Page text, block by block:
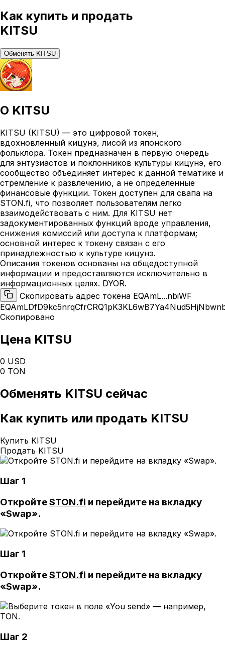
Как купить и продать
KITSU
Обменять KITSU
О KITSU
KITSU (KITSU) — это цифровой токен,
вдохновленный кицунэ, лисой из японского
фольклора. Токен предназначен в первую очередь
для энтузиастов и поклонников культуры кицунэ, его
сообщество объединяет интерес к данной тематике и
стремление к развлечению, а не определенные
финансовые функции. Токен доступен для свапа на
STON.fi, что позволяет пользователям легко
взаимодействовать с ним. Для KITSU нет
задокументированных функций вроде управления,
снижения комиссий или доступа к платформам;
основной интерес к токену связан с его
принадлежностью к культуре кицунэ.
Описания токенов основаны на общедоступной
информации и предоставляются исключительно в
информационных целях. DYOR.
Скопировать адрес токена EQAmL...nbiWF
Скопировано
Цена KITSU
0 USD
0 TON
Обменять KITSU сейчас
Как купить или продать KITSU
Купить KITSU
Продать KITSU
Шаг 1
ОткройтеSTON.fi и перейдите на вкладку
«Swap».
Шаг 1
ОткройтеSTON.fi и перейдите на вкладку
«Swap».
Шаг 2